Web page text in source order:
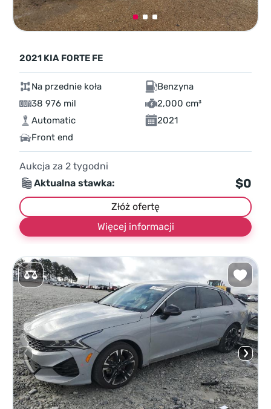
2021 KIA FORTE FE
Na przednie koła
Benzyna
38 976 mil
2,000 cm³
Automatic
2021
Front end
Aukcja za 2 tygodni
Aktualna stawka:
$0
Złóż ofertę
Więcej informacji